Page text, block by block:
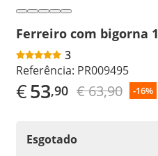
Ferreiro com bigorna
3
Referência: PR009495
€53,90 € 63,90 -16%
Esgotado